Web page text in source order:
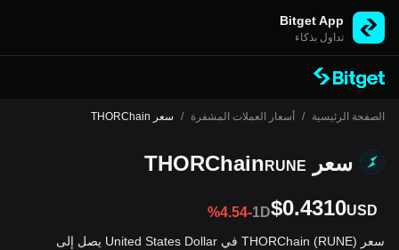
Bitget App
تداول بذكاء
الصفحة الرئيسية / أسعار العملات المشفرة / سعر THORChain
سعر THORChain RUNE
$0.4310USD
%4.54-1D
سعر THORChain (RUNE) في United States Dollar يصل إلى